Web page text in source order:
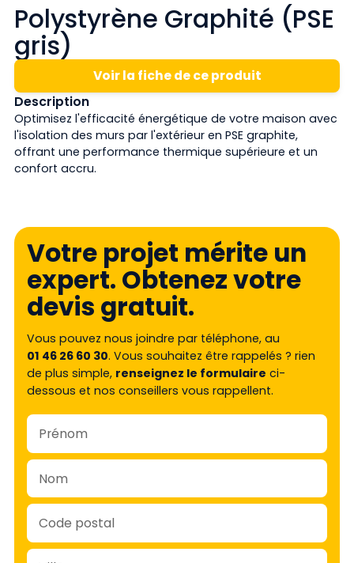
Polystyrène Graphité (PSE
gris)
Voir la fiche de ce produit
Description
Optimisez l'efficacité énergétique de votre maison avec
l'isolation des murs par l'extérieur en PSE graphite,
offrant une performance thermique supérieure et un
confort accru.
Votre projet mérite un
expert. Obtenez votre
devis gratuit.
Vous pouvez nous joindre par téléphone, au
01 46 26 60 30. Vous souhaitez être rappelés ? rien
de plus simple, renseignez le formulaire ci-
dessous et nos conseillers vous rappellent.